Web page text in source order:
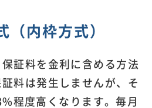
内枠方式）
証料を金利に含める方法
料は発生しませんが、そ
程度高くなります。毎月